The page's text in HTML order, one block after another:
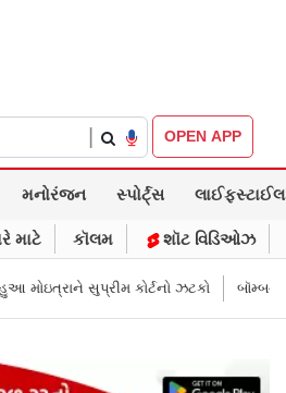
OPEN APP
મનોરંજન સ્પોર્ટ્સ લાઈફસ્ટાઈલ
માટે કૉલમ શૉટ વિડિઓઝ
બૉમ્બની ધમકી બાદ મુંબઈમાં હાઈ ઍલર્ટ: